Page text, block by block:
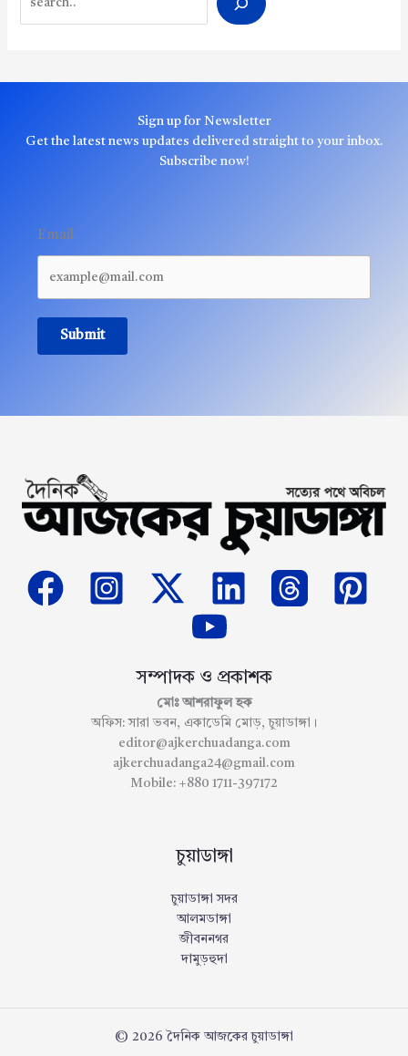
Sign up for Newsletter
Get the latest news updates delivered straight to your inbox.
Subscribe now!
Email
Submit
সম্পাদক ও প্রকাশক
মোঃ আশরাফুল হক
অফিস: সারা ভবন, একাডেমি মোড়, চুয়াডাঙ্গা।
editor@ajkerchuadanga.com
ajkerchuadanga24@gmail.com
Mobile: +880 1711-397172
চুয়াডাঙ্গা
চুয়াডাঙ্গা সদর
আলমডাঙ্গা
জীবননগর
দামুড়হুদা
© 2026 দৈনিক আজকের চুয়াডাঙ্গা